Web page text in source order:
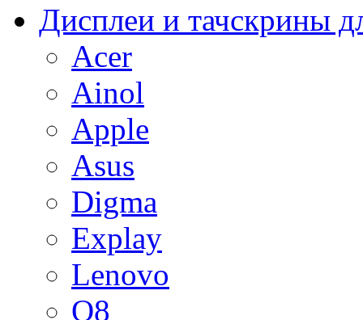
Дисплеи и тачскрины
Acer
Ainol
Apple
Asus
Digma
Explay
Lenovo
Q8